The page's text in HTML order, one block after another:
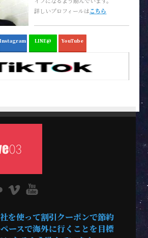
詳しいプロフィールはこちら
Instagram LINE@ YouTube
を使って割引クーポンで節約
ースで海外に行くことを目標